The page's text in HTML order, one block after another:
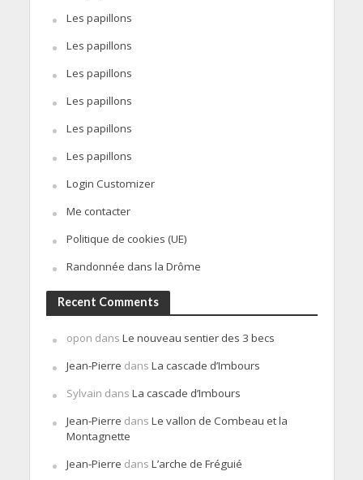
Les papillons
Les papillons
Les papillons
Les papillons
Les papillons
Les papillons
Login Customizer
Me contacter
Politique de cookies (UE)
Randonnée dans la Drôme
Recent Comments
opon dans Le nouveau sentier des 3 becs
Jean-Pierre dans La cascade d’Imbours
Sylvain dans La cascade d’Imbours
Jean-Pierre dans Le vallon de Combeau et la
Montagnette
Jean-Pierre dans L’arche de Fréguié